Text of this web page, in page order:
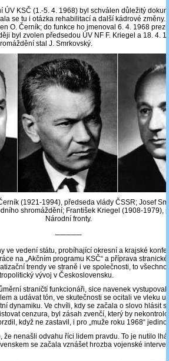
ÚV KSČ (1.-5. 4. 1968) byl schválen důležitý
se tu i otázka rehabilitací a další kádrové změny.
O. Černík; do funkce ho jmenoval 6. 4. 1968
byl zvolen předsedou ÚV NF F. Kriegel a 18. 4.
stal J. Smrkovský.
(1921-1994), předseda vlády ČSSR; Josef
shromáždění; František Kriegel (1908-1979),
Národní fronty.
─────
ve vedení státu, probíhající okresní a krajské
na „Akčním programu KSČ“ a příprava
trendy ve straně i ve společnosti, to
vývoj v Československu.
straničtí funkcionáři, sice navenek
a udávat tón, ve skutečnosti se ocitali ve vleku
dynamiku. Ve chvíli, kdy se začala o slovo hlásit
cenzura, byl zásah zvenčí, který by
když ne zastavil, i pro „muže roku 1968“
že nenašli odvahu říci lidem pravdu. To je nutilo
se začala vznášet hrozba vojenské